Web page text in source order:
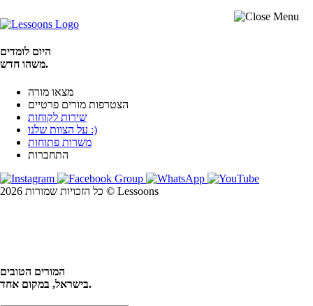
היום לומדים
משהו חדש.
מצאו מורה
הצטרפות מורים פרטיים
שירות לקוחות
על הצוות שלנו :)
משרות פתוחות
התחברות
כל הזכויות שמורות 2026 © Lessoons
המורים הטובים
בישראל, במקום אחד.